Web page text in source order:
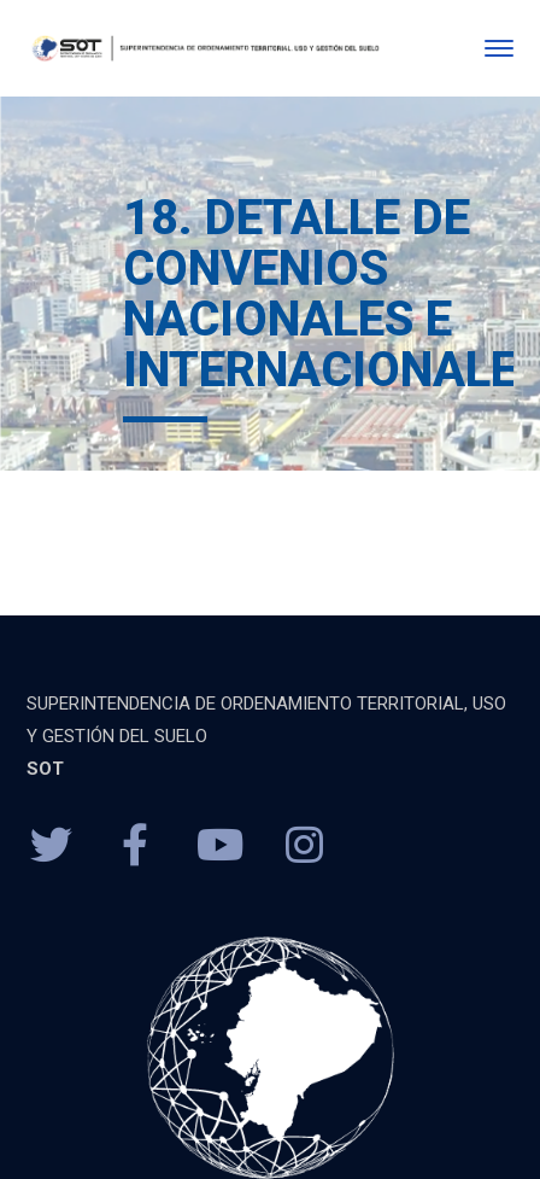
18. DETALLE DE
CONVENIOS
NACIONALES E
SUPERINTENDENCIA DE ORDENAMIENTO TERRITORIAL, USO
Y GESTIÓN DEL SUELO
SOT